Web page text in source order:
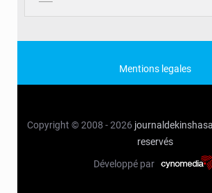
Mentions legales
Copyright © 2008 - 2026
reservés
Développé par